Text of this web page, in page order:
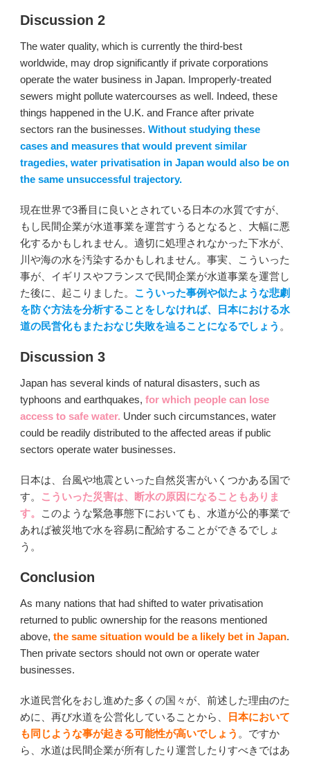
Discussion 2
The water quality, which is currently the third-best
worldwide, may drop significantly if private corporations
operate the water business in Japan. Improperly-treated
sewers might pollute watercourses as well. Indeed, these
things happened in the U.K. and France after private
sectors ran the businesses. Without studying these
cases and measures that would prevent similar
tragedies, water privatisation in Japan would also be on
the same unsuccessful trajectory.
現在世界で3番目に良いとされている日本の水質ですが、
もし民間企業が水道事業を運営すうるとなると、大幅に悪
化するかもしれません。適切に処理されなかった下水が、
川や海の水を汚染するかもしれません。事実、こういった
事が、イギリスやフランスで民間企業が水道事業を運営し
た後に、起こりました。 こういった事例や似たような悲劇
を防ぐ方法を分析することをしなければ、日本における水
道の民営化もまたおなじ失敗を辿ることになるでしょう 。
Discussion 3
Japan has several kinds of natural disasters, such as
typhoons and earthquakes, for which people can lose
access to safe water. Under such circumstances, water
could be readily distributed to the affected areas if public
sectors operate water businesses.
日本は、台風や地震といった自然災害がいくつかある国で
す。
こういった災害は、断水の原因になることもありま
す。
このような緊急事態下においても、水道が公的事業で
あれば被災地で水を容易に配給することができるでしょ
う。
Conclusion
As many nations that had shifted to water privatisation
returned to public ownership for the reasons mentioned
above, the same situation would be a likely bet in Japan.
Then private sectors should not own or operate water
businesses.
水道民営化をおし進めた多くの国々が、前述した理由のた
めに、再び水道を公営化していることから、
日本において
も同じような事が起きる可能性が高いでしょう 。ですか
ら、水道は民間企業が所有したり運営したりすべきではあ